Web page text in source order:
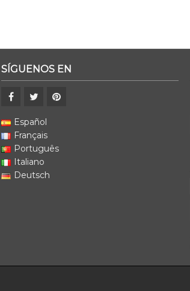
SÍGUENOS EN
Español
Français
Português
Italiano
Deutsch